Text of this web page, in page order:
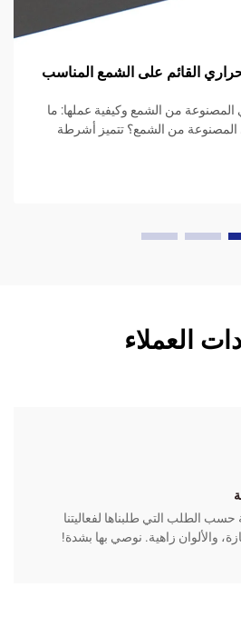
القائم على الشمع المناسب
من الشمع وكيفية عملها: ما
من الشمع؟ تتميز أشرطة
العملاء
الطلب التي طلبناها لفعاليتنا
والألوان زاهية. نوصي بها بشدة!